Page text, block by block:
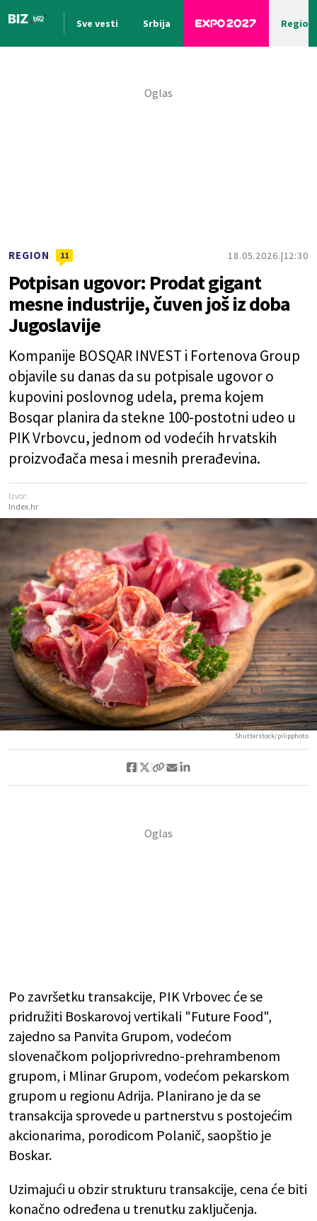
Sve vesti Srbija Region
REGION 11 18.05.2026. 12:30
Potpisan ugovor: Prodat gigant
mesne industrije, čuven još iz doba
Jugoslavije
Kompanije BOSQAR INVEST i Fortenova Group
objavile su danas da su potpisale ugovor o
kupovini poslovnog udela, prema kojem
Bosqar planira da stekne 100-postotni udeo u
PIK Vrbovcu, jednom od vodećih hrvatskih
proizvođača mesa i mesnih prerađevina.
Izvor:
Index.hr
Shutterstock/pilipphoto
Po završetku transakcije, PIK Vrbovec će se
pridružiti Boskarovoj vertikali "Future Food",
zajedno sa Panvita Grupom, vodećom
slovenačkom poljoprivredno-prehrambenom
grupom, i Mlinar Grupom, vodećom pekarskom
grupom u regionu Adrija. Planirano je da se
transakcija sprovede u partnerstvu s postojećim
akcionarima, porodicom Polanič, saopštio je
Boskar.
Uzimajući u obzir strukturu transakcije, cena će biti
konačno određena u trenutku zaključenja.